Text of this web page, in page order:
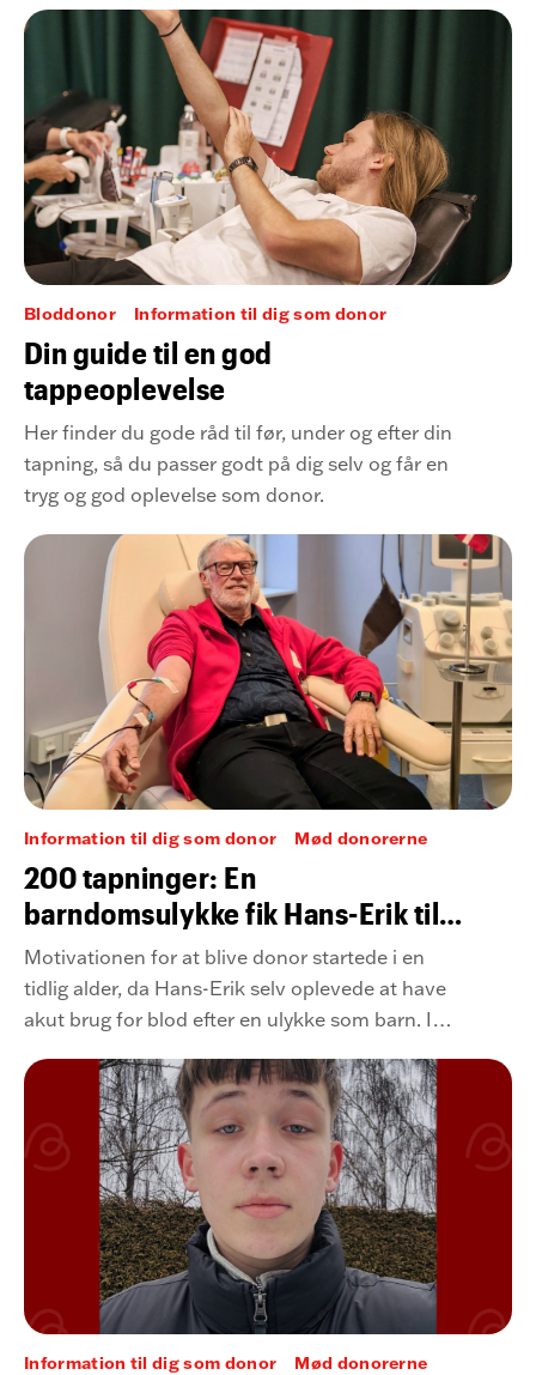
Bloddonor Information til dig som donor
Din guide til en god
tappeoplevelse
Her finder du gode råd til før, under og efter din
tapning, så du passer godt på dig selv og får en
tryg og god oplevelse som donor.
Information til dig som donor Mød donorerne
200 tapninger: En
barndomsulykke fik Hans-Erik til
at blive bloddonor
Motivationen for at blive donor startede i en
tidlig alder, da Hans-Erik selv oplevede at have
akut brug for blod efter en ulykke som barn. I
fortsat en stolt blod- og plasmadonor.
Information til dig som donor Mød donorerne